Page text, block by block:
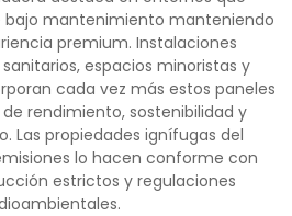
bajo mantenimiento manteniendo
premium. Instalaciones
espacios minoristas y
cada vez más estos paneles
rendimiento, sostenibilidad y
Las propiedades ignífugas del
lo hacen conforme con
estrictos y regulaciones